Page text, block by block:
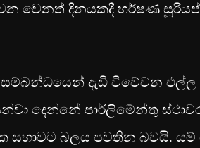
වෙනත් දිනයකදී හර්ෂණ
දැඩි විවේචන එල්ල
දෙන්නේ පාර්ලිමේන්තු
සභාවට බලය පවතින බවයි.